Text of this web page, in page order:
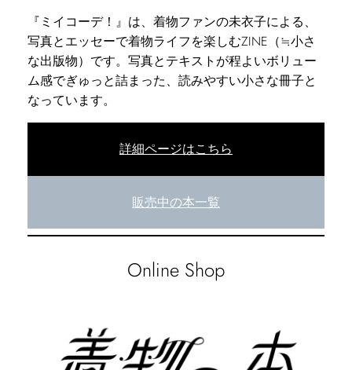
『ミイコーデ！』は、着物ファンの未衣子による、
写真とエッセーで着物ライフを楽しむZINE（≒小さ
な出版物）です。写真とテキストが程よいボリュー
ム感でぎゅっと詰まった、読みやすい小さな冊子と
なっています。
詳細ページはこちら
販売中の本一覧
Online Shop